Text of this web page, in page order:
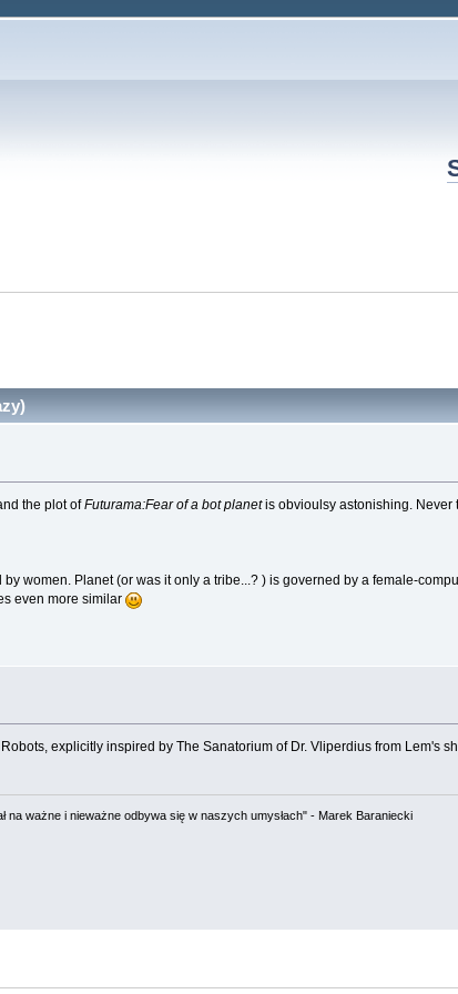
the plot ofFuturama:Fear of a bot planetis obvioulsy astonishing. Never
women. Planet (or was it only a tribe...? ) is governed by a female-
even more similar
explicitly inspired by The Sanatorium of Dr. Vliperdius from Lem's
ważne i nieważne odbywa się w naszych umysłach" - Marek Baraniecki